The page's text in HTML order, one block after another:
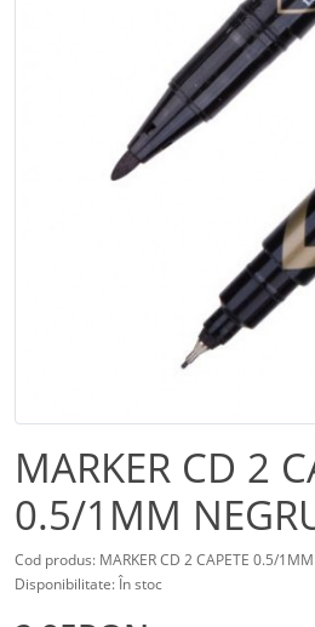
MARKER CD 2
0.5/1MM
Cod produs: MARKER CD 2 CAPETE 0.5/
Disponibilitate: În stoc